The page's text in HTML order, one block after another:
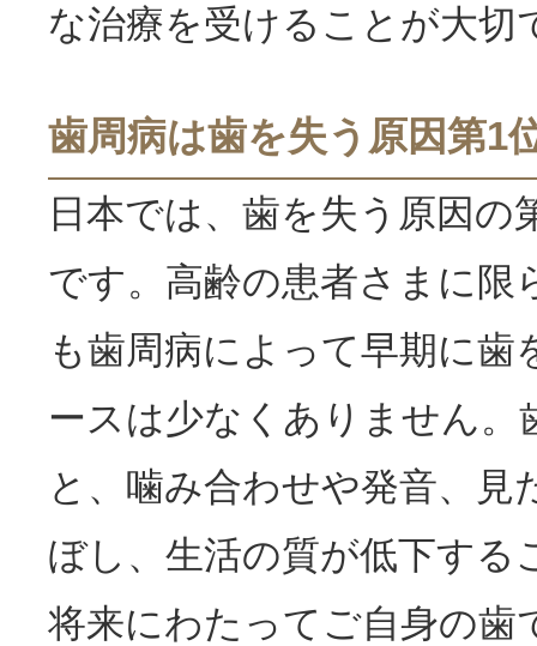
な治療を受けることが大切
歯周病は歯を失う原因第1
日本では、歯を失う原因の
です。高齢の患者さまに限
も歯周病によって早期に歯
ースは少なくありません。
と、噛み合わせや発音、見
ぼし、生活の質が低下する
将来にわたってご自身の歯